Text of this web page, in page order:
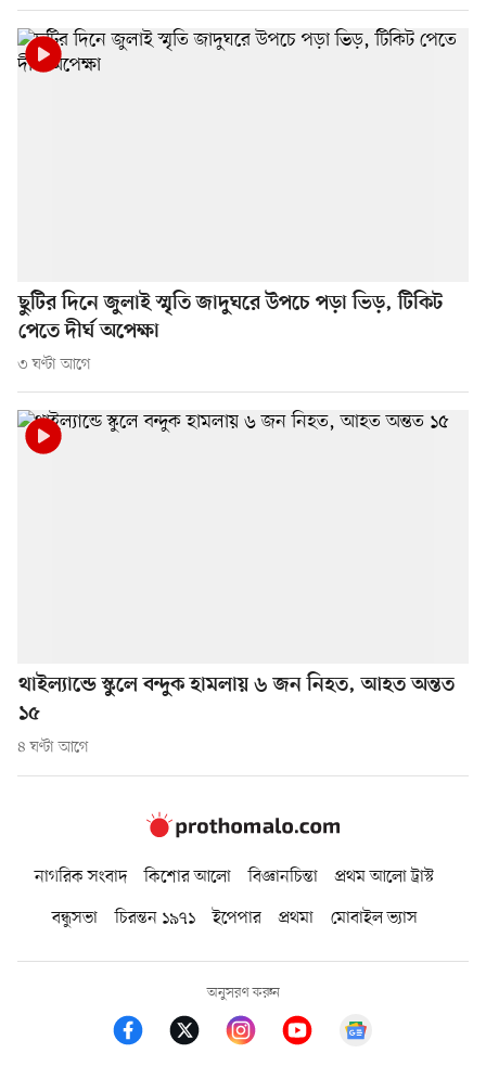
ছুটির দিনে জুলাই স্মৃতি জাদুঘরে উপচে পড়া ভিড়, টিকিট
পেতে দীর্ঘ অপেক্ষা
৩ ঘণ্টা আগে
থাইল্যান্ডে স্কুলে বন্দুক হামলায় ৬ জন নিহত, আহত অন্তত
১৫
৪ ঘণ্টা আগে
নাগরিক সংবাদ কিশোর আলো বিজ্ঞানচিন্তা
প্রথম আলো ট্রাস্ট
বন্ধুসভা
চিরন্তন ১৯৭১ ইপেপার প্রথমা মোবাইল ভ্যাস
অনুসরণ করুন